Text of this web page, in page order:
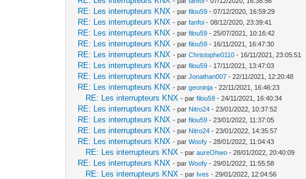
RE: Les interrupteurs KNX - parfilou59 - 07/12/2020, 16:59:29
RE: Les interrupteurs KNX - parfanfoi - 08/12/2020, 23:39:41
RE: Les interrupteurs KNX - parfilou59 - 25/07/2021, 10:16:42
RE: Les interrupteurs KNX - parfilou59 - 16/11/2021, 16:47:30
RE: Les interrupteurs KNX - parChristophe0110 - 16/11/2021, 23:05:51
RE: Les interrupteurs KNX - parfilou59 - 17/11/2021, 13:47:03
RE: Les interrupteurs KNX - parJonathan007 - 22/11/2021, 12:20:48
RE: Les interrupteurs KNX - pargeoninja - 22/11/2021, 16:46:23
RE: Les interrupteurs KNX - parfilou59 - 24/11/2021, 16:40:34
RE: Les interrupteurs KNX - par Nitro24 - 23/01/2022, 10:37:52
RE: Les interrupteurs KNX - parfilou59 - 23/01/2022, 11:37:05
RE: Les interrupteurs KNX - par Nitro24 - 23/01/2022, 14:35:57
RE: Les interrupteurs KNX - parWoofy - 28/01/2022, 11:04:43
RE: Les interrupteurs KNX - paraureOhwo - 28/01/2022, 20:40:09
RE: Les interrupteurs KNX - parWoofy - 29/01/2022, 11:55:58
RE: Les interrupteurs KNX - par Ives - 29/01/2022, 12:04:56